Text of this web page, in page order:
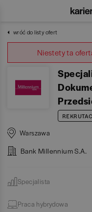
wróć do listy ofert
Niestety ta
Warszawa
Bank Millennium S.A.
Specjalista
Praca hybrydowa